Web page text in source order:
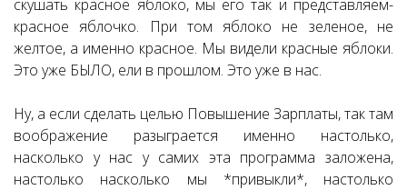
скушать красное яблоко, мы его так и представляем-
красное яблочко. При том яблоко не зеленое, не
желтое, а именно красное. Мы видели красные яблоки.
Это уже БЫЛО, ели в прошлом. Это уже в нас.
Ну, а если сделать целью Повышение Зарплаты, так там
воображение разыграется именно настолько,
насколько у нас у самих эта программа заложена,
настолько насколько мы *привыкли*, настолько